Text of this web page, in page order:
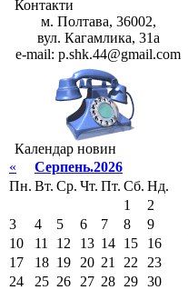
Контакти
м. Полтава, 36002,
вул. Кагамлика, 31а
e-mail: p.shk.44@gmail.com
Календар новин
«
Серпень.2026
Пн. Вт. Ср. Чт. Пт. Сб. Нд.
1
2
3
4 5 6 7 8
9
10
11 12 13 14 15
16
17
18 19 20 21 22
23
24
25 26 27 28 29 30